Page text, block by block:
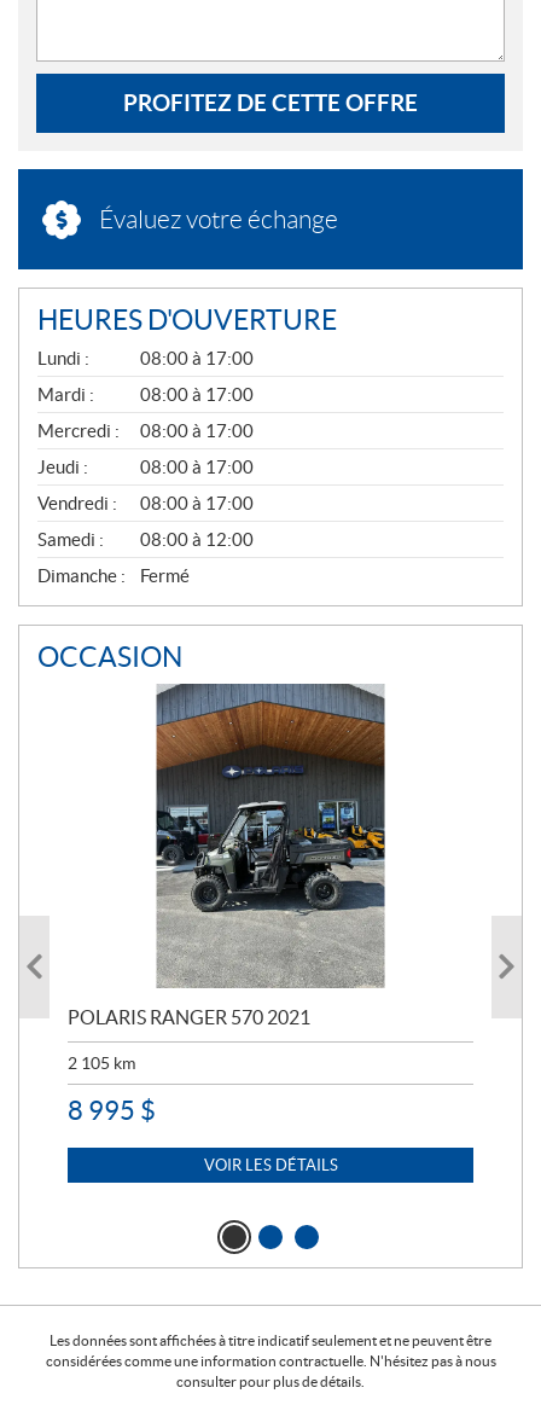
PROFITEZ DE CETTE OFFRE
Évaluez votre échange
HEURES D'OUVERTURE
G
É
N
É
R
A
L
Lundi :
08:00 à 17:00
Mardi :
08:00 à 17:00
Mercredi :
08:00 à 17:00
Jeudi :
08:00 à 17:00
Vendredi :
08:00 à 17:00
Samedi :
08:00 à 12:00
Dimanche :
Fermé
OCCASION
POLARIS RANGER 570 2021
2 105 km
8 995 $
VOIR LES DÉTAILS
Les données sont affichées à titre indicatif seulement et ne peuvent être
considérées comme une information contractuelle. N'hésitez pas à nous
consulter pour plus de détails.